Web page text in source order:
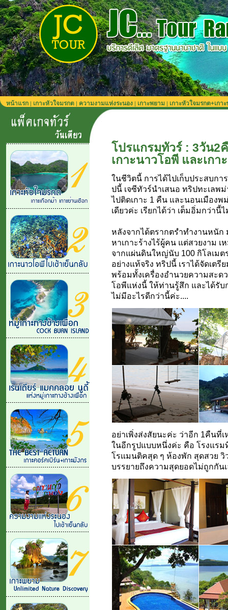
หน้าแรก | เกาะหัวใจมรกต | ความงามแห่งระนอง | เกาะพยาม | เกาะหัวใจมรกต+เกา
โปรแกรมทัวร์ : 3วัน2
เกาะนาวโอพี และเกา
ในชีวิตนี้ การได้ไปเก็บประสบก
ปนี้ เจซีทัวร์นำเสนอ ทริปทะเลพ
ไปติดเกาะ 1 คืน และนอนเมือง
เดียวค่ะ เรียกได้ว่า เต็มอิ่มกว่านี้
หลังจากได้ตรากตรำทำงานหนั
หาเกาะร้างไร้ผู้คน แต่สวยงาม
จากแผ่นดินใหญ่นับ 100 กิโลเมต
อย่างแท้จริง ทริปนี้ เราได้จัดเต
พร้อมทั้งเครื่องอำนวยความสะด
โอพีแห่งนี้ ให้ท่านรู้สึก และได้รั
ไม่มีอะไรดีกว่านี้ค่ะ....
อย่าเพิ่งส่งสัยนะค่ะ ว่าอีก 1คืนที่
ในอีกรูปแบบหนึ่งค่ะ คือ โรงแรม
โรแมนติคสุด ๆ ห้องพัก สุดสวย วิ
บรรยายถึงความสุดยอดไม่ถูกกัน